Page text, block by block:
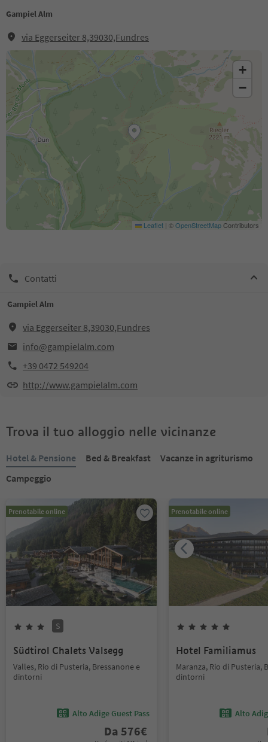
Gampiel Alm
via Eggerseiter 8,39030,Fundres
+
−
Leaflet | ©OpenStreetMapContributors
Contatti
Gampiel Alm
via Eggerseiter 8,39030,Fundres
info@gampielalm.com
+39 0472 549204
http://www.gampielalm.com
Trova il tuo alloggio nelle vicinanze
Hotel & Pensione Bed & Breakfast
Vacanze in agriturismo
Campeggio
Prenotabile online
S
Südtirol Chalets Valsegg
Valles, Rio di Pusteria, Bressanone e
dintorni
Alto Adige Guest Pass
Da 576€
Prenotabile online
Hotel Familiamus
Maranza, Rio di Pusteria,
dintorni
Alto